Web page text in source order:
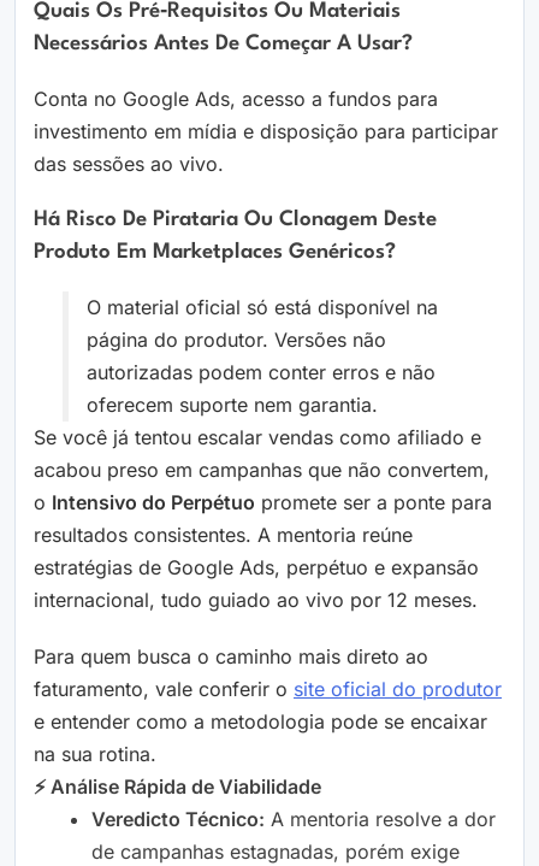
Quais Os Pré‑requisitos Ou Materiais
Necessários Antes De Começar A Usar?
Conta no Google Ads, acesso a fundos para
investimento em mídia e disposição para participar
das sessões ao vivo.
Há Risco De Pirataria Ou Clonagem Deste
Produto Em Marketplaces Genéricos?
O material oficial só está disponível na
página do produtor. Versões não
autorizadas podem conter erros e não
oferecem suporte nem garantia.
Se você já tentou escalar vendas como afiliado e
acabou preso em campanhas que não convertem,
o Intensivo do Perpétuo promete ser a ponte para
resultados consistentes. A mentoria reúne
estratégias de Google Ads, perpétuo e expansão
internacional, tudo guiado ao vivo por 12 meses.
Para quem busca o caminho mais direto ao
faturamento, vale conferir o site oficial do produtor
e entender como a metodologia pode se encaixar
na sua rotina.
⚡ Análise Rápida de Viabilidade
Veredicto Técnico: A mentoria resolve a dor
de campanhas estagnadas, porém exige